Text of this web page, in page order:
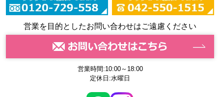
営業を目的としたお問い合わせはご遠慮ください
営業時間:10:00～18:00
定休日:水曜日